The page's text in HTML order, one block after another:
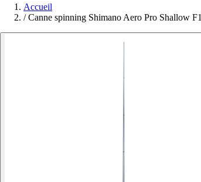
Accueil
/ Canne spinning Shimano Aero Pro Shallow F1